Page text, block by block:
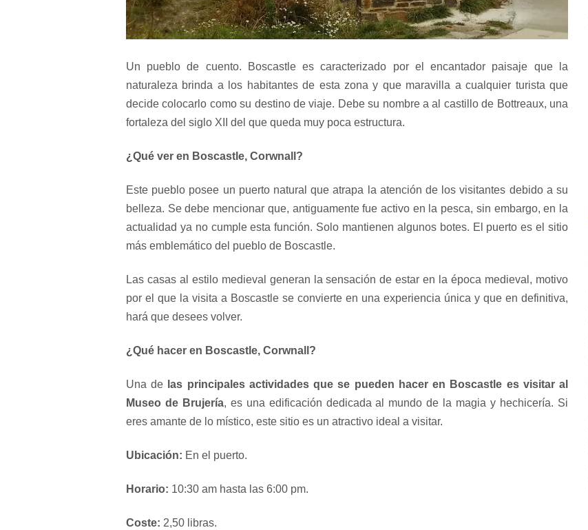
Un pueblo de cuento. Boscastle es caracterizado por el encantador paisaje que la
naturaleza brinda a los habitantes de esta zona y que maravilla a cualquier turista que
decide colocarlo como su destino de viaje. Debe su nombre a al castillo de Bottreaux, una
fortaleza del siglo XII del que queda muy poca estructura.
¿Qué ver en Boscastle, Corwnall?
Este pueblo posee un puerto natural que atrapa la atención de los visitantes debido a su
belleza. Se debe mencionar que, antiguamente fue activo en la pesca, sin embargo, en la
actualidad ya no cumple esta función. Solo mantienen algunos botes. El puerto es el sitio
más emblemático del pueblo de Boscastle.
Las casas al estilo medieval generan la sensación de estar en la época medieval, motivo
por el que la visita a Boscastle se convierte en una experiencia única y que en definitiva,
hará que desees volver.
¿Qué hacer en Boscastle, Corwnall?
Una de las principales actividades que se pueden hacer en Boscastle es visitar al
Museo de Brujería, es una edificación dedicada al mundo de la magia y hechicería. Si
eres amante de lo místico, este sitio es un atractivo ideal a visitar.
Ubicación: En el puerto.
Horario: 10:30 am hasta las 6:00 pm.
Coste: 2,50 libras.